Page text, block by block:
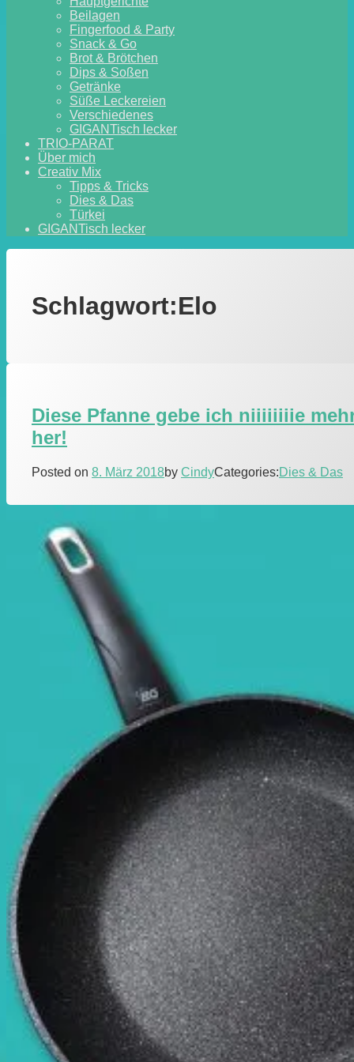
Beilagen
Fingerfood & Party
Snack & Go
Brot & Brötchen
Dips & Soßen
Getränke
Süße Leckereien
Verschiedenes
GIGANTisch lecker
TRIO-PARAT
Über mich
Creativ Mix
Tipps & Tricks
Dies & Das
Türkei
GIGANTisch lecker
Schlagwort:Elo
Diese Pfanne gebe ich niiiiiiiie
her!
Posted on 8. März 2018by CindyCategories:Dies & Das